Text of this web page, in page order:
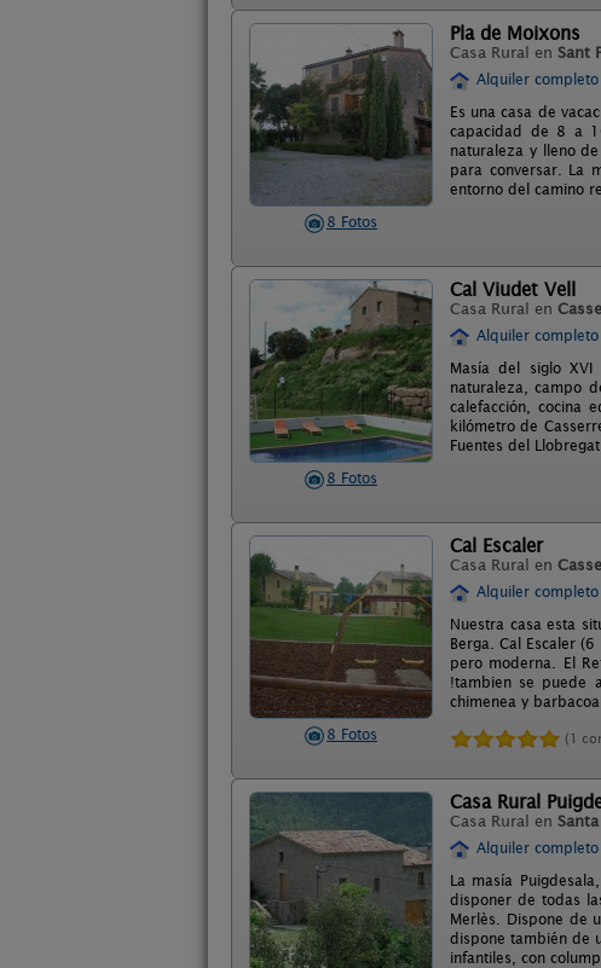
8 Fotos
Pla de Moixons
Casa Rural en Sant
Alquiler completo
Es una casa de
capacidad de 8 a
naturaleza y lleno
para conversar. La
entorno del camino
8 Fotos
Cal Viudet Vell
Casa Rural en
Alquiler completo
Masía del siglo
naturaleza, campo
calefacción, cocina
kilómetro de
Fuentes del
8 Fotos
Cal Escaler
Casa Rural en
Alquiler completo
Nuestra casa esta
Berga. Cal Escaler
pero moderna. El
!tambien se puede
chimenea y
(1
Casa Rural
Casa Rural en
Alquiler completo
La masía
disponer de todas
Merlès. Dispone de
dispone también de
infantiles, con